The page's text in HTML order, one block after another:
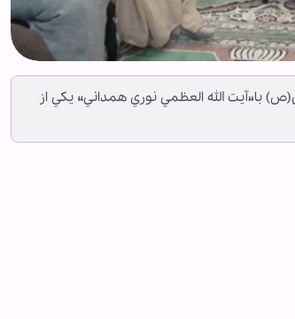
با«آيت الله العظمي نوري همداني» يکي از